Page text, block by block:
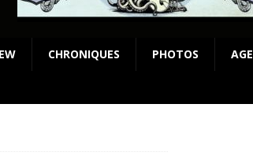
CHRONIQUES PHOTOS